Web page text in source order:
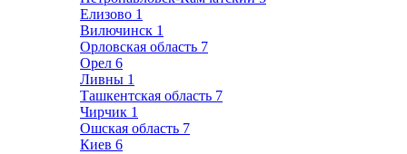
Елизово 1
Вилючинск 1
Орловская область 7
Орел 6
Ливны 1
Ташкентская область 7
Чирчик 1
Ошская область 7
Киев 6